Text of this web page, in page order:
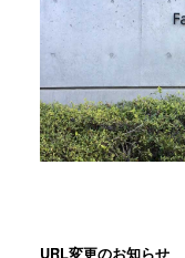
URL変更のお知らせ